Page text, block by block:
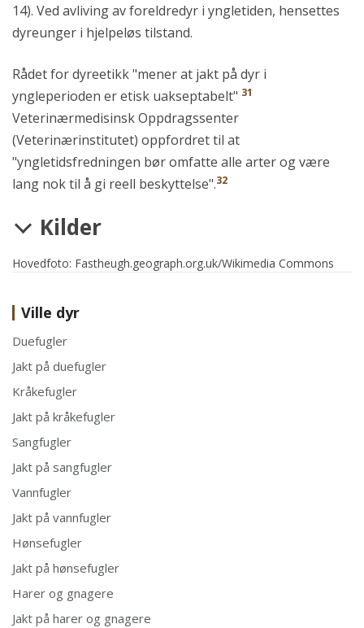
14). Ved avliving av foreldredyr i yngletiden, hensettes
dyreunger i hjelpeløs tilstand.
Rådet for dyreetikk "mener at jakt på dyr i
yngleperioden er etisk uakseptabelt" 31
Veterinærmedisinsk Oppdragssenter
(Veterinærinstitutet) oppfordret til at
"yngletidsfredningen bør omfatte alle arter og være
lang nok til å gi reell beskyttelse".32
Kilder
Hovedfoto: Fastheugh.geograph.org.uk/Wikimedia Commons
Ville dyr
Duefugler
Jakt på duefugler
Kråkefugler
Jakt på kråkefugler
Sangfugler
Jakt på sangfugler
Vannfugler
Jakt på vannfugler
Hønsefugler
Jakt på hønsefugler
Harer og gnagere
Jakt på harer og gnagere